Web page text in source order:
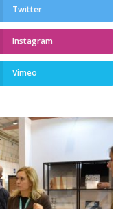
Twitter
Instagram
Vimeo